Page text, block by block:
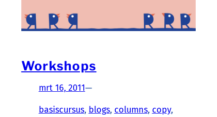
Workshops
mrt 16, 2011—
basiscursus, blogs, columns, copy,